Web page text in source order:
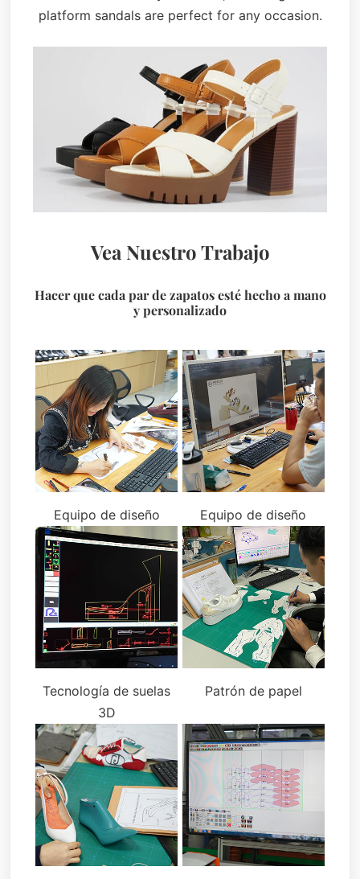
platform sandals are perfect for any occasion.
Vea Nuestro Trabajo
Hacer que cada par de zapatos esté hecho a mano
y personalizado
Equipo de diseño Equipo de diseño
Tecnología de suelas
3D
Patrón de papel